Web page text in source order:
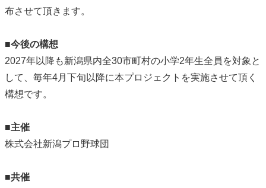
布させて頂きます。
■今後の構想
2027年以降も新潟県内全30市町村の小学2年生全員を対象と
して、毎年4月下旬以降に本プロジェクトを実施させて頂く
構想です。
■主催
株式会社新潟プロ野球団
■共催